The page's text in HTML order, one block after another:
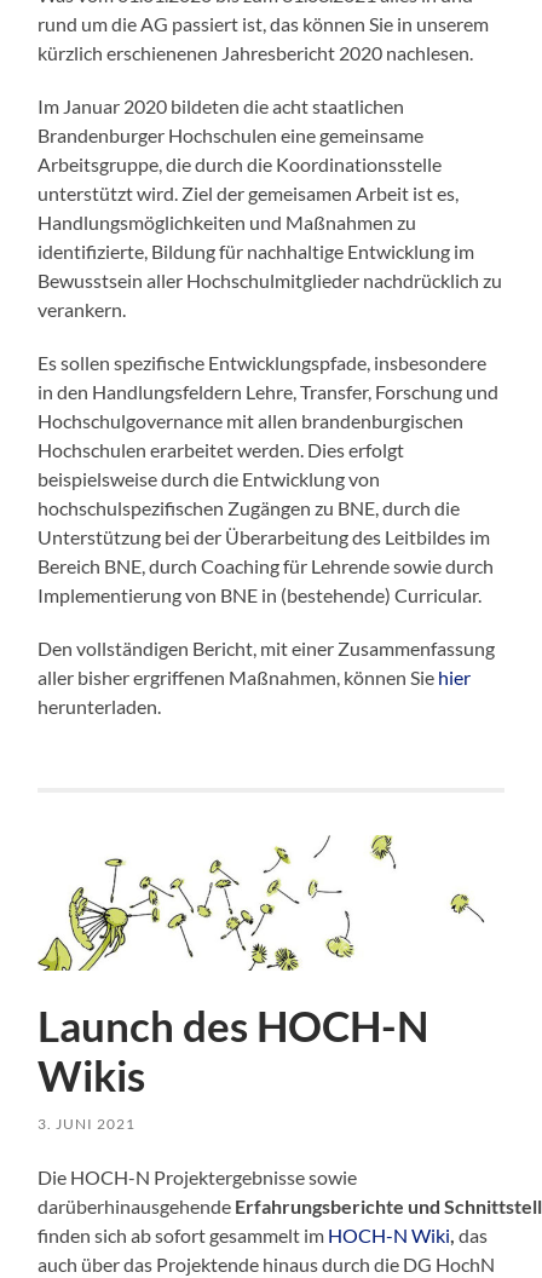
rund um die AG passiert ist, das können Sie in unserem
kürzlich erschienenen Jahresbericht 2020 nachlesen.
Im Januar 2020 bildeten die acht staatlichen
Brandenburger Hochschulen eine gemeinsame
Arbeitsgruppe, die durch die Koordinationsstelle
unterstützt wird. Ziel der gemeisamen Arbeit ist es,
Handlungsmöglichkeiten und Maßnahmen zu
identifizierte, Bildung für nachhaltige Entwicklung im
Bewusstsein aller Hochschulmitglieder nachdrücklich zu
verankern.
Es sollen spezifische Entwicklungspfade, insbesondere
in den Handlungsfeldern Lehre, Transfer, Forschung und
Hochschulgovernance mit allen brandenburgischen
Hochschulen erarbeitet werden. Dies erfolgt
beispielsweise durch die Entwicklung von
hochschulspezifischen Zugängen zu BNE, durch die
Unterstützung bei der Überarbeitung des Leitbildes im
Bereich BNE, durch Coaching für Lehrende sowie durch
Implementierung von BNE in (bestehende) Curricular.
Den vollständigen Bericht, mit einer Zusammenfassung
aller bisher ergriffenen Maßnahmen, können Sie hier
herunterladen.
Launch des HOCH-N
Wikis
3. JUNI 2021
Die HOCH-N Projektergebnisse sowie
darüberhinausgehende Erfahrungsberichte und
finden sich ab sofort gesammelt im HOCH-N Wiki, das
auch über das Projektende hinaus durch die DG HochN